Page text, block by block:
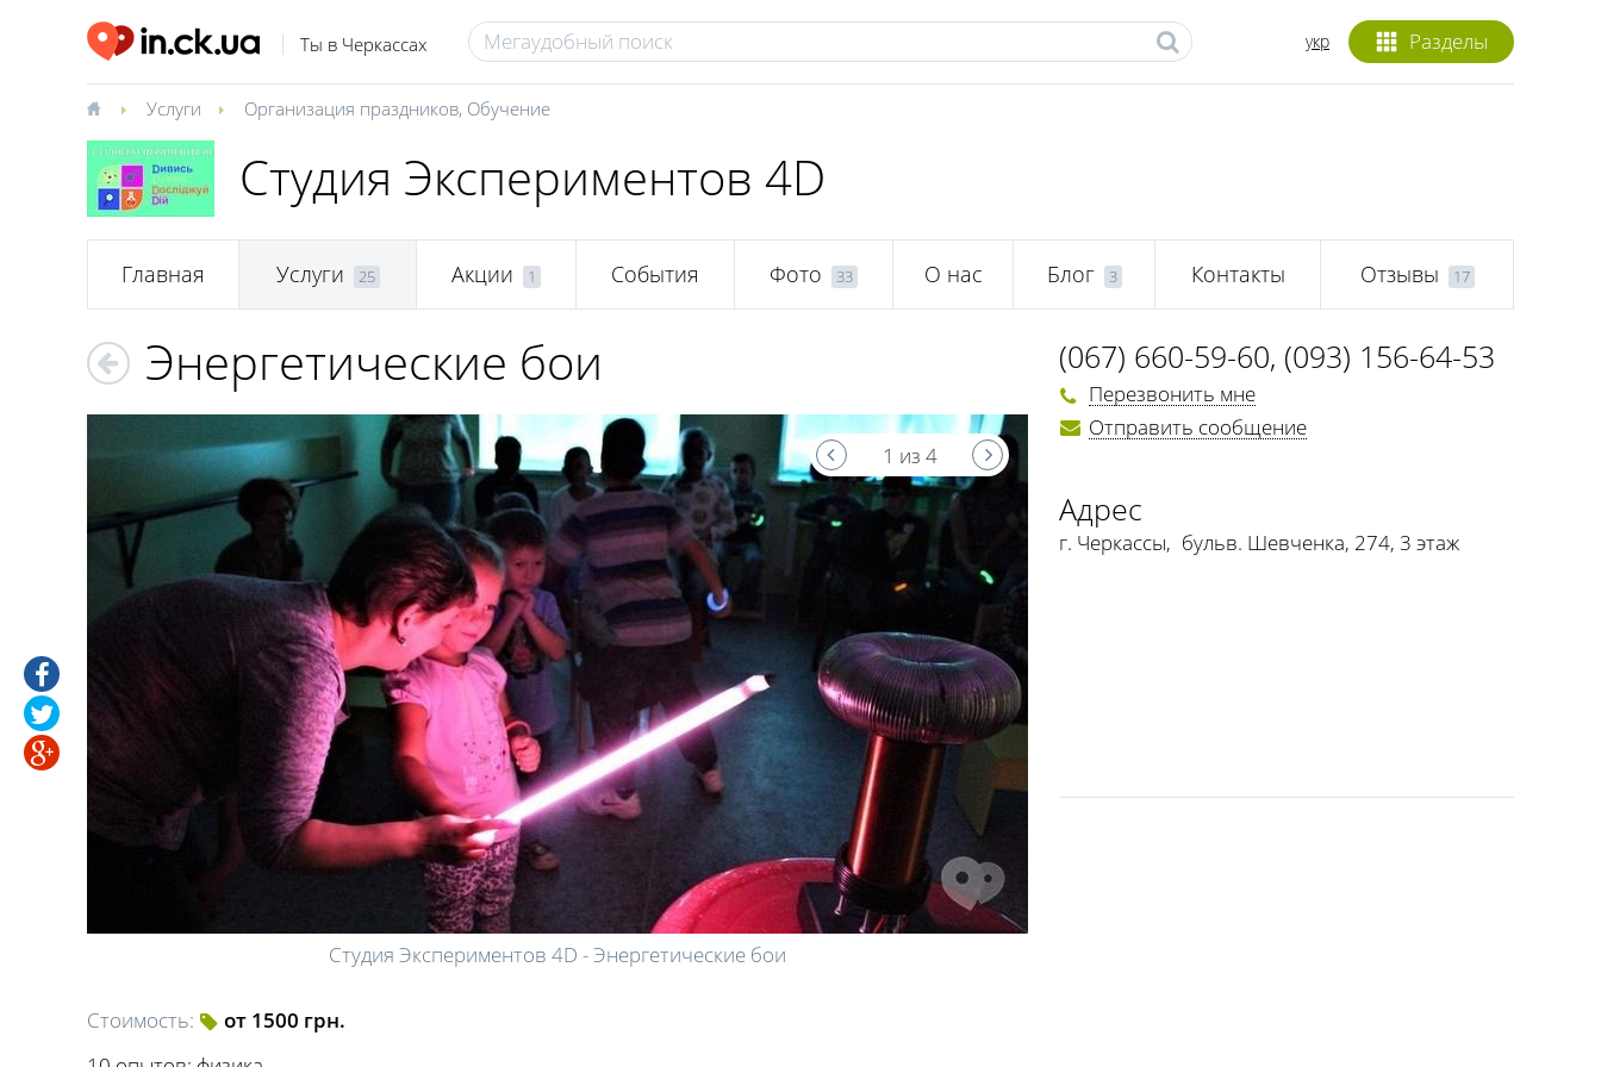
Ты в Черкассах Разделы
укр
Услуги Организация праздников, Обучение
Студия Экспериментов 4D
Главная Услуги 25 Акции 1 События Фото 33 О нас Блог 3 Контакты Отзывы 17
Энергетические бои
Студия Экспериментов 4D - Энергетические бои
1 из 4
Стоимость:
от 1500 грн.
(067) 660-59-60, (093) 156-64-53
Перезвонить мне
Отправить сообщение
Адрес
г. Черкассы, бульв. Шевченка, 274, 3 этаж